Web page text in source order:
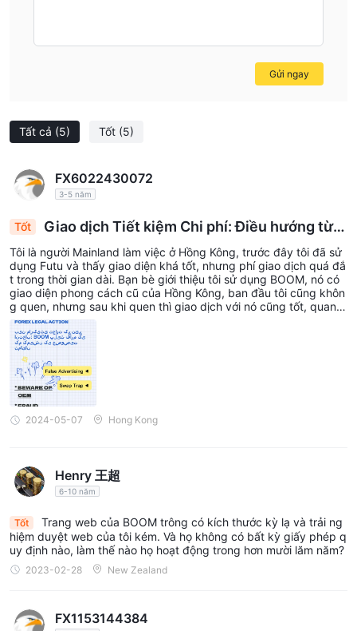
always advise caution and recommend thoroughly
evaluating your trading needs and platform familiarity
Tất cả (5) Tốt (5)
FX6022430072
3-5 năm
Tốt
Giao dịch Tiết kiệm Chi phí: Điều hướng từ F
utu đến BOOM để Truy cập Thị trường Toàn cầu
Tôi là người Mainland làm việc ở Hồng Kông, trước đây tôi đã sử
dụng Futu và thấy giao diện khá tốt, nhưng phí giao dịch quá đắ
t trong thời gian dài. Bạn bè giới thiệu tôi sử dụng BOOM, nó có
giao diện phong cách cũ của Hồng Kông, ban đầu tôi cũng khôn
g quen, nhưng sau khi quen thì giao dịch với nó cũng tốt, quan tr
ọng nhất là phí giao dịch rẻ hơn so với các sàn khác, đôi khi tôi c
ũng giao dịch cổ phiếu Nhật Bản. Nghe nói họ có thể giao dịch c
ổ phiếu trên 16 thị trường nổi tiếng.
2024-05-07 Hong Kong
Henry 王超
6-10 năm
Tốt
Trang web của BOOM trông có kích thước kỳ lạ và trải ng
hiệm duyệt web của tôi kém. Và họ không có bất kỳ giấy phép q
uy định nào, làm thế nào họ hoạt động trong hơn mười lăm năm?
2023-02-28 New Zealand
FX1153144384
Gửi ngay